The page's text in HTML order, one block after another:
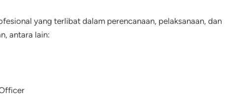
yang terlibat dalam perencanaan, pelaksanaan, dan
antara lain: